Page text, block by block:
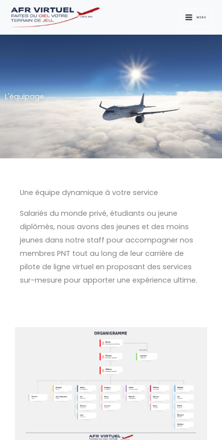
Aller
contenu
MENU
L'équipage
Une équipe dynamique à votre service
Salariés du monde privé, étudiants ou jeune
diplômés, nous avons des jeunes et des moins
jeunes dans notre staff pour accompagner nos
membres PNT tout au long de leur carrière de
pilote de ligne virtuel en proposant des services
sur-mesure pour apporter une expérience ultime.